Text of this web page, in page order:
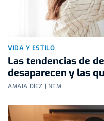
VIDA Y ESTILO
Las tendencias de
desaparecen y las
AMAIA DÍEZ | NTM